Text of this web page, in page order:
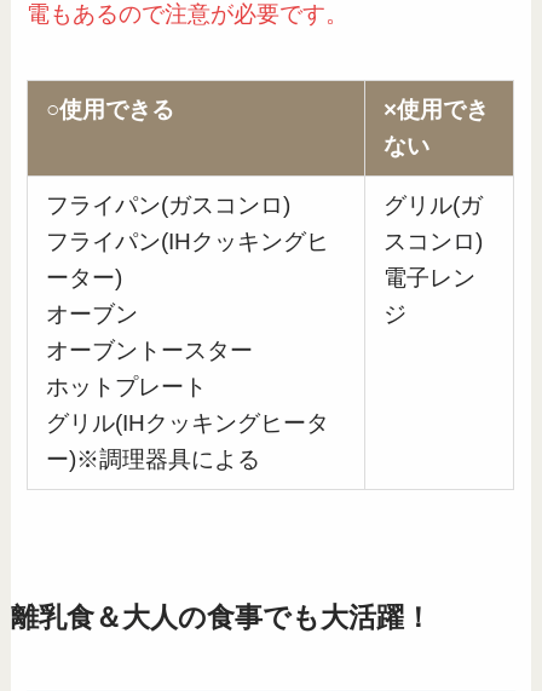
電もあるので注意が必要です。
○使用できる
×使用でき
ない
フライパン(ガスコンロ)
フライパン(IHクッキングヒ
ーター)
オーブン
オーブントースター
ホットプレート
グリル(IHクッキングヒータ
ー)※調理器具による
グリル(ガ
スコンロ)
電子レン
ジ
離乳食＆大人の食事でも大活躍！